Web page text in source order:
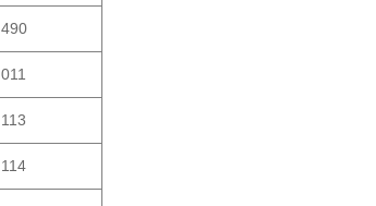
490
011
113
114